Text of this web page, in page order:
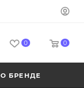
0 0
О БРЕНДЕ